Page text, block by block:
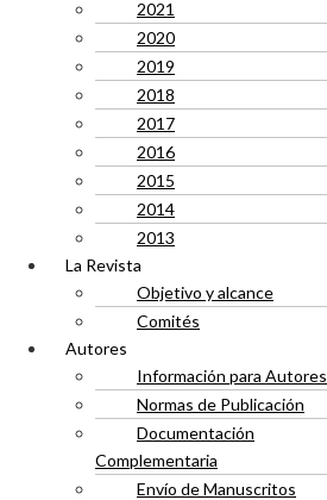
2021
2020
2019
2018
2017
2016
2015
2014
2013
La Revista
Objetivo y alcance
Comités
Autores
Información para Autores
Normas de Publicación
Documentación
Complementaria
Envío de Manuscritos